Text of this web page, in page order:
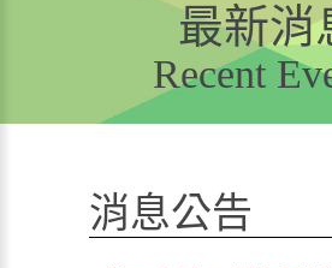
最新消
Recent
消息公告